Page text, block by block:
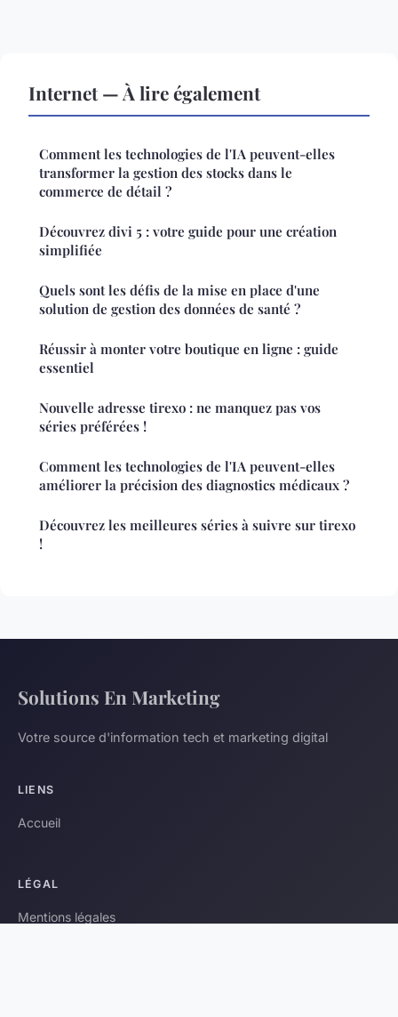
Internet — À lire également
Comment les technologies de l'IA peuvent-elles
transformer la gestion des stocks dans le
commerce de détail ?
Découvrez divi 5 : votre guide pour une création
simplifiée
Quels sont les défis de la mise en place d'une
solution de gestion des données de santé ?
Réussir à monter votre boutique en ligne : guide
essentiel
Nouvelle adresse tirexo : ne manquez pas vos
séries préférées !
Comment les technologies de l'IA peuvent-elles
améliorer la précision des diagnostics médicaux ?
Découvrez les meilleures séries à suivre sur tirexo
!
Solutions En Marketing
Votre source d'information tech et marketing digital
LIENS
Accueil
LÉGAL
Mentions légales